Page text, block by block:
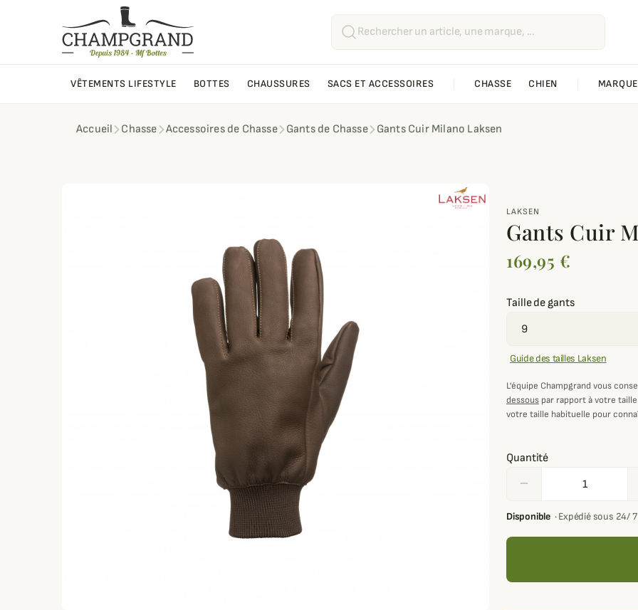
VÊTEMENTS LIFESTYLE BOTTES CHAUSSURES SACS ET ACCESSOIRES CHASSE CHIEN
Accueil Chasse Accessoires de Chasse Gants de Chasse Gants Cuir Milano Laksen
LAKSEN
Gants Cuir
169,95 €
Taille de gants
Guide des tailles Laksen
L’équipe Champgrand vous
dessous par rapport à votre
votre taille habituelle pour
Quantité
remove
Disponible ·Expédié sous 24/